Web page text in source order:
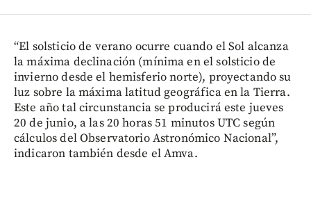
“El solsticio de verano ocurre cuando el Sol alcanza
la máxima declinación (mínima en el solsticio de
invierno desde el hemisferio norte), proyectando su
luz sobre la máxima latitud geográfica en la Tierra.
Este año tal circunstancia se producirá este jueves
20 de junio, a las 20 horas 51 minutos UTC según
cálculos del Observatorio Astronómico Nacional”,
indicaron también desde el Amva.